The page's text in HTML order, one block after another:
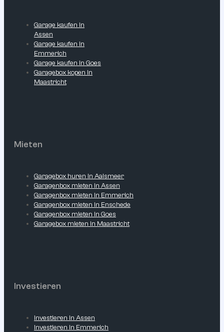
Garage kaufen in
Assen
Garage kaufen in
Emmerich
Garage kaufen in Goes
Garagebox kopen in
Maastricht
Mieten
Garagebox huren in Aalsmeer
Garagenbox mieten in Assen
Garagenbox mieten in Emmerich
Garagenbox mieten in Enschede
Garagenbox mieten in Goes
Garagebox mieten in Maastricht
Investieren
Investieren in Assen
Investieren in Emmerich